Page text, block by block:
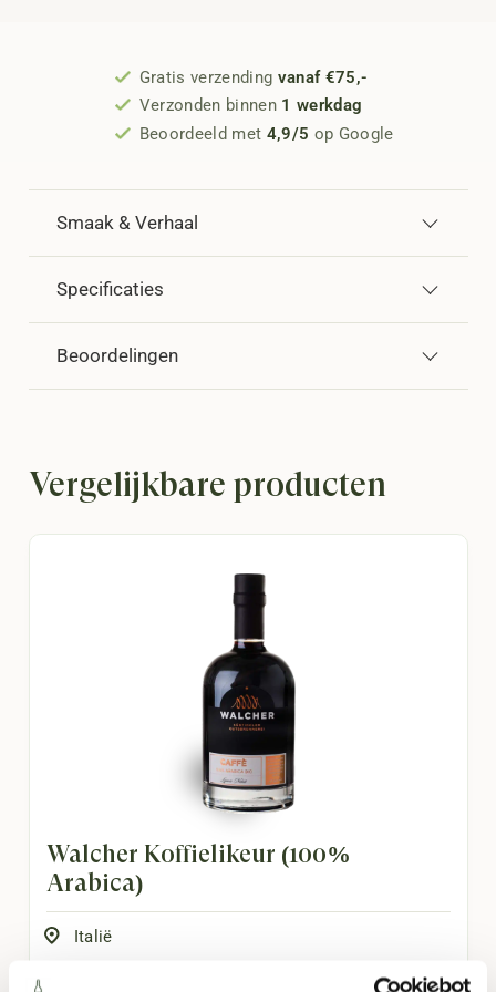
Gratis verzending vanaf €75,-
Verzonden binnen 1 werkdag
Beoordeeld met 4,9/5 op Google
Smaak & Verhaal
Specificaties
Beoordelingen
Vergelijkbare producten
Walcher Koffielikeur (100%
Arabica)
Italië
Intens , Vol,